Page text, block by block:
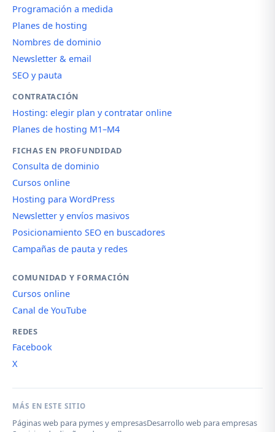
Programación a medida
Planes de hosting
Nombres de dominio
Newsletter & email
SEO y pauta
CONTRATACIÓN
Hosting: elegir plan y contratar online
Planes de hosting M1–M4
FICHAS EN PROFUNDIDAD
Consulta de dominio
Cursos online
Hosting para WordPress
Newsletter y envíos masivos
Posicionamiento SEO en buscadores
Campañas de pauta y redes
COMUNIDAD Y FORMACIÓN
Cursos online
Canal de YouTube
REDES
Facebook
X
MÁS EN ESTE SITIO
Páginas web para pymes y empresasDesarrollo web para empresas